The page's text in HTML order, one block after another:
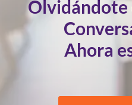
Olvidándote
Ahora